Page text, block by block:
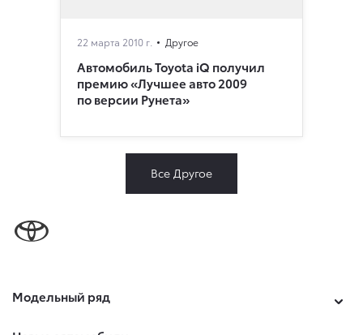
22 марта 2010 г. Другое
Автомобиль Toyota iQ получил
премию «Лучшее авто 2009
по версии Рунета»
Все Другое
Модельный ряд